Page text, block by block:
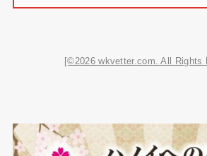
[©2026 wkvetter.com. All Rights